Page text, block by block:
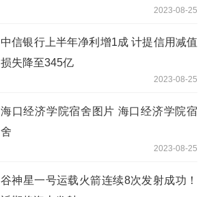
2023-08-25
中信银行上半年净利增1成 计提信用减值
损失降至345亿
2023-08-25
海口经济学院宿舍图片 海口经济学院宿
舍
2023-08-25
谷神星一号运载火箭连续8次发射成功！